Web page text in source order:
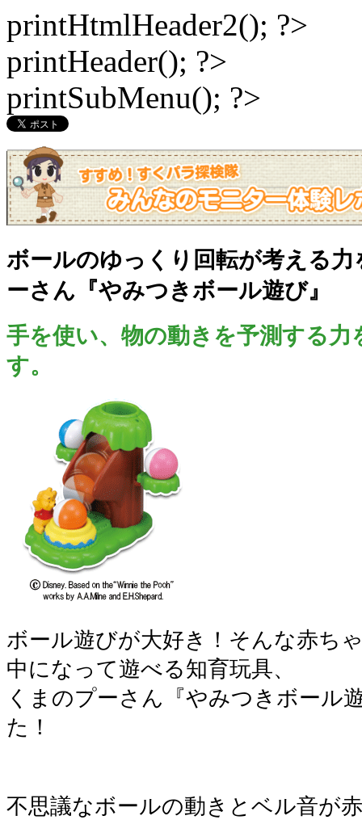
printHtmlHeader2(); ?>
printHeader(); ?>
printSubMenu(); ?>
ボールのゆっくり回転が考える
ーさん『やみつきボール遊び』
手を使い、物の動きを予測する力
す。
ボール遊びが大好き！そんな赤ち
中になって遊べる知育玩具、
くまのプーさん『やみつきボール
た！
不思議なボールの動きとベル音が